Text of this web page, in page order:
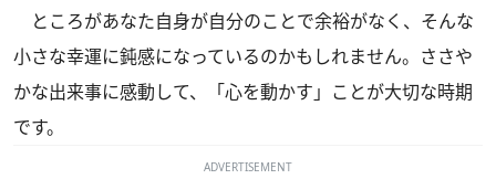
ところがあなた自身が自分のことで余裕がなく、そんな
小さな幸運に鈍感になっているのかもしれません。ささや
かな出来事に感動して、「心を動かす」ことが大切な時期
です。
ADVERTISEMENT